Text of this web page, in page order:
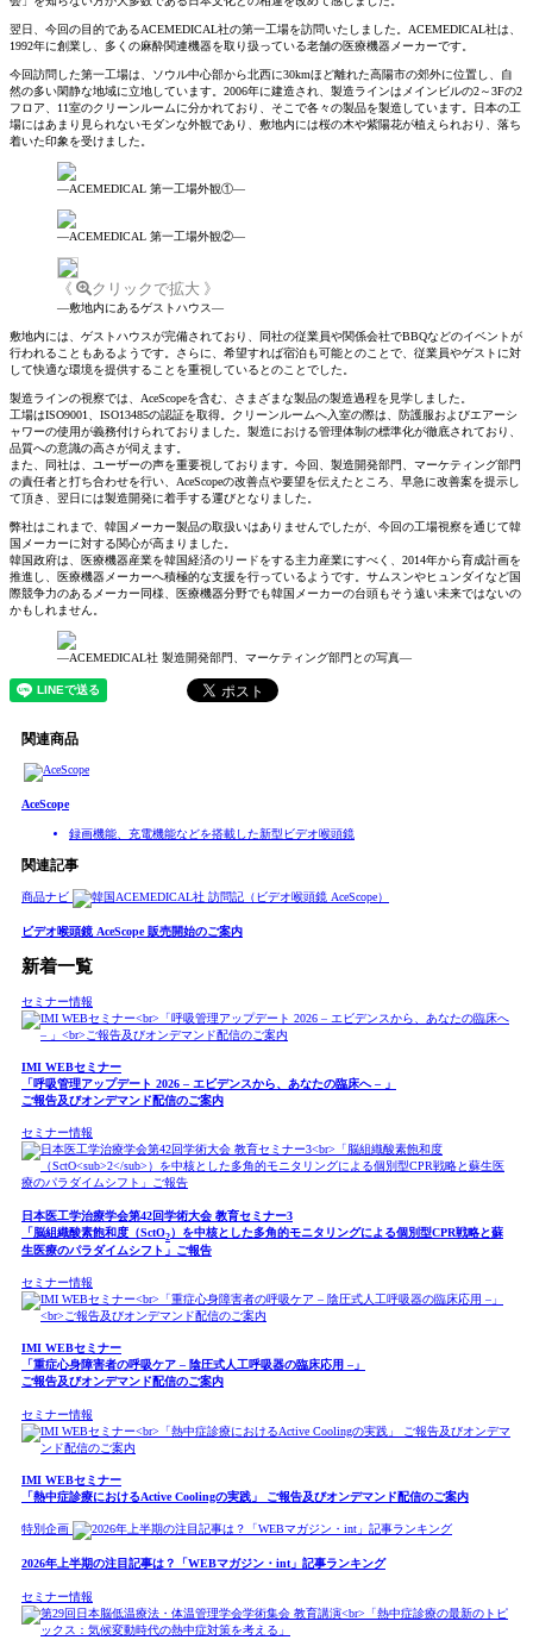
翌日、今回の目的であるACEMEDICAL社の第一工場を訪問いたしました。ACEMEDICAL社は、
1992年に創業し、多くの麻酔関連機器を取り扱っている老舗の医療機器メーカーです。
今回訪問した第一工場は、ソウル中心部から北西に30kmほど離れた高陽市の郊外に位置し、自
然の多い閑静な地域に立地しています。2006年に建造され、製造ラインはメインビルの2～3Fの2
フロア、11室のクリーンルームに分かれており、そこで各々の製品を製造しています。日本の工
場にはあまり見られないモダンな外観であり、敷地内には桜の木や紫陽花が植えられおり、落ち
着いた印象を受けました。
―ACEMEDICAL 第一工場外観①―
―ACEMEDICAL 第一工場外観②―
《 クリックで拡大 》
―敷地内にあるゲストハウス―
敷地内には、ゲストハウスが完備されており、同社の従業員や関係会社でBBQなどのイベントが
行われることもあるようです。さらに、希望すれば宿泊も可能とのことで、従業員やゲストに対
して快適な環境を提供することを重視しているとのことでした。
製造ラインの視察では、AceScopeを含む、さまざまな製品の製造過程を見学しました。
工場はISO9001、ISO13485の認証を取得。クリーンルームへ入室の際は、防護服およびエアーシ
ャワーの使用が義務付けられておりました。製造における管理体制の標準化が徹底されており、
品質への意識の高さが伺えます。
また、同社は、ユーザーの声を重要視しております。今回、製造開発部門、マーケティング部門
の責任者と打ち合わせを行い、AceScopeの改善点や要望を伝えたところ、早急に改善案を提示し
て頂き、翌日には製造開発に着手する運びとなりました。
弊社はこれまで、韓国メーカー製品の取扱いはありませんでしたが、今回の工場視察を通じて韓
国メーカーに対する関心が高まりました。
韓国政府は、医療機器産業を韓国経済のリードをする主力産業にすべく、2014年から育成計画を
推進し、医療機器メーカーへ積極的な支援を行っているようです。サムスンやヒュンダイなど国
際競争力のあるメーカー同様、医療機器分野でも韓国メーカーの台頭もそう遠い未来ではないの
かもしれません。
―ACEMEDICAL社 製造開発部門、マーケティング部門との写真―
関連商品
AceScope
録画機能、充電機能などを搭載した新型ビデオ喉頭鏡
関連記事
商品ナビ
ビデオ喉頭鏡 AceScope 販売開始のご案内
新着一覧
セミナー情報
IMI WEBセミナー
「呼吸管理アップデート 2026 – エビデンスから、あなたの臨床へ – 」
ご報告及びオンデマンド配信のご案内
セミナー情報
日本医工学治療学会第42回学術大会 教育セミナー3
「脳組織酸素飽和度（SctO2）を中核とした多角的モニタリングによる個別型CPR戦略と蘇
生医療のパラダイムシフト」ご報告
セミナー情報
IMI WEBセミナー
「重症心身障害者の呼吸ケア – 陰圧式人工呼吸器の臨床応用 –」
ご報告及びオンデマンド配信のご案内
セミナー情報
IMI WEBセミナー
「熱中症診療におけるActive Coolingの実践」 ご報告及びオンデマンド配信のご案内
特別企画
2026年上半期の注目記事は？「WEBマガジン・int」記事ランキング
セミナー情報